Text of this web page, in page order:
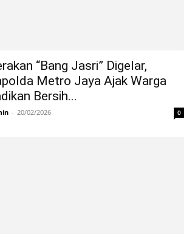
“Bang Jasri” Digelar,
Metro Jaya Ajak Warga
Bersih...
- 20/02/2026 0